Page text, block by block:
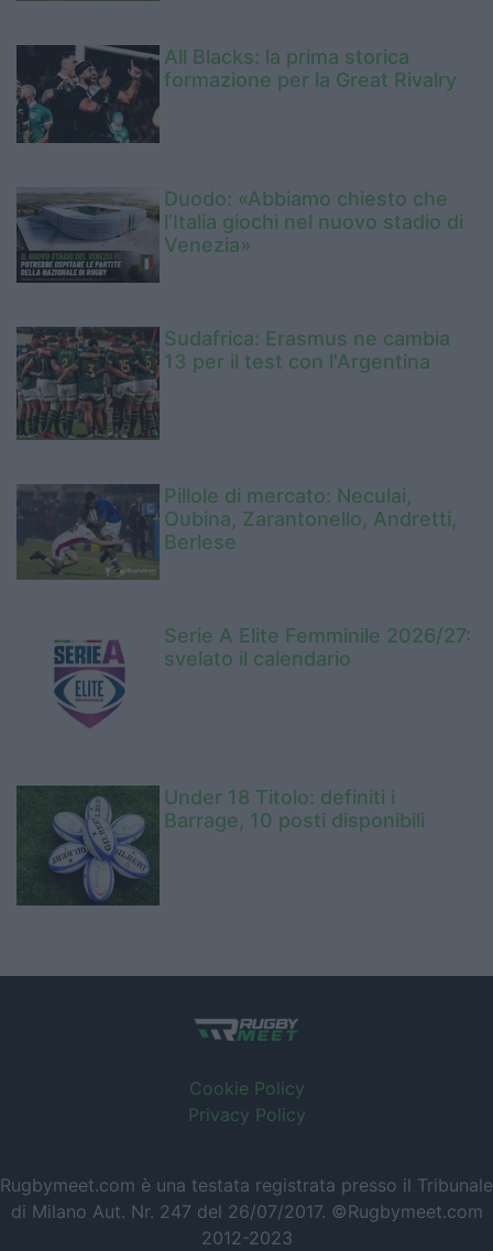
All Blacks: la prima storica
formazione per la Great Rivalry
Duodo: «Abbiamo chiesto che
l’Italia giochi nel nuovo stadio di
Venezia»
Sudafrica: Erasmus ne cambia
13 per il test con l'Argentina
Pillole di mercato: Neculai,
Oubina, Zarantonello, Andretti,
Berlese
Serie A Elite Femminile 2026/27:
svelato il calendario
Under 18 Titolo: definiti i
Barrage, 10 posti disponibili
Cookie Policy
Privacy Policy
Rugbymeet.com è una testata registrata presso il Tribunale
di Milano Aut. Nr. 247 del 26/07/2017. ©Rugbymeet.com
2012-2023